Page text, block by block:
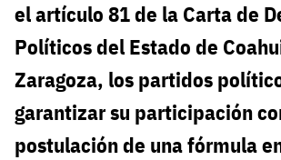
el artículo 81 de la Carta de
Políticos del Estado de
Zaragoza, los partidos
garantizar su participación
postulación de una fórmula